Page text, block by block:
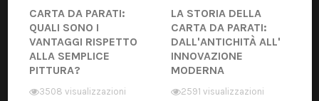
CARTA DA PARATI:
QUALI SONO I
VANTAGGI RISPETTO
ALLA SEMPLICE
PITTURA?
3508 visualizzazioni
LA STORIA DELLA
CARTA DA PARATI:
DALL'ANTICHITÀ ALL'
INNOVAZIONE
MODERNA
2591 visualizzazioni